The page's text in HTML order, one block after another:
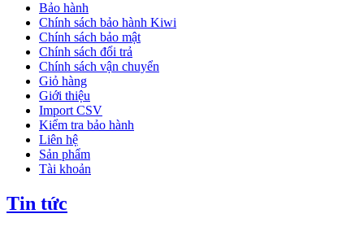
Bảo hành
Chính sách bảo hành Kiwi
Chính sách bảo mật
Chính sách đổi trả
Chính sách vận chuyển
Giỏ hàng
Giới thiệu
Import CSV
Kiểm tra bảo hành
Liên hệ
Sản phẩm
Tài khoản
Tin tức